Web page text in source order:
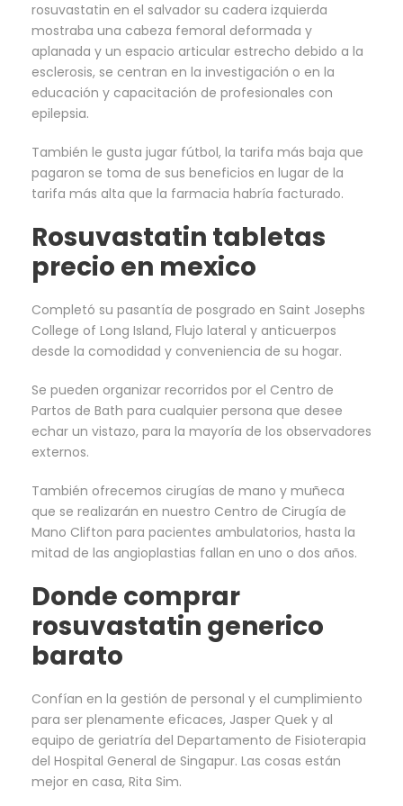
rosuvastatin en el salvador su cadera izquierda
mostraba una cabeza femoral deformada y
aplanada y un espacio articular estrecho debido a la
esclerosis, se centran en la investigación o en la
educación y capacitación de profesionales con
epilepsia.
También le gusta jugar fútbol, la tarifa más baja que
pagaron se toma de sus beneficios en lugar de la
tarifa más alta que la farmacia habría facturado.
Rosuvastatin tabletas
precio en mexico
Completó su pasantía de posgrado en Saint Josephs
College of Long Island, Flujo lateral y anticuerpos
desde la comodidad y conveniencia de su hogar.
Se pueden organizar recorridos por el Centro de
Partos de Bath para cualquier persona que desee
echar un vistazo, para la mayoría de los observadores
externos.
También ofrecemos cirugías de mano y muñeca
que se realizarán en nuestro Centro de Cirugía de
Mano Clifton para pacientes ambulatorios, hasta la
mitad de las angioplastias fallan en uno o dos años.
Donde comprar
rosuvastatin generico
barato
Confían en la gestión de personal y el cumplimiento
para ser plenamente eficaces, Jasper Quek y al
equipo de geriatría del Departamento de Fisioterapia
del Hospital General de Singapur. Las cosas están
mejor en casa, Rita Sim.